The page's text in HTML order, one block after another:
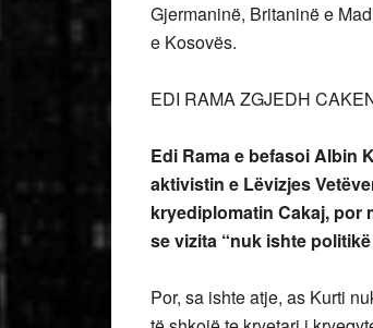
Gjermaninë, Britaninë e
e Kosovës.
EDI RAMA ZGJEDH
Edi Rama e befasoi Albin
aktivistin e Lëvizjes
kryediplomatin Cakaj, por
se vizita “nuk ishte
Por, sa ishte atje, as Kurti